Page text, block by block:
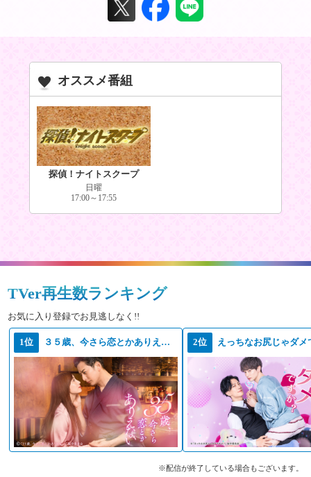
オススメ番組
探偵！ナイトスクープ
日曜
17:00～17:55
TVer再生数ランキング
お気に入り登録でお見逃しなく!!
1位 ３５歳、今さら恋とかありえない 2位 えっちなお尻じゃダメ
※配信が終了している場合もございます。